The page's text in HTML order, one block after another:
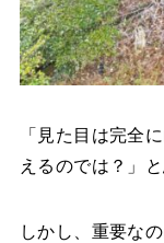
「見た目は完全
えるのでは？」
しかし、重要な